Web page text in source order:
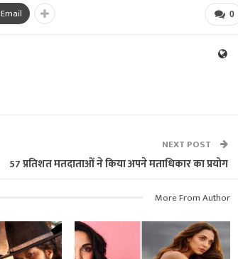
0
Email
NEXT POST
57 प्रतिशत मतदाताओं ने किया अपने मताधिकार का प्रयोग
More From Author